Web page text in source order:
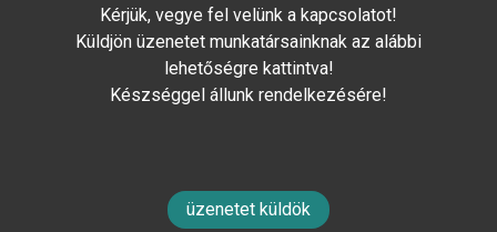
Kérjük, vegye fel velünk a kapcsolatot!
Küldjön üzenetet munkatársainknak az alábbi
lehetőségre kattintva!
Készséggel állunk rendelkezésére!
üzenetet küldök